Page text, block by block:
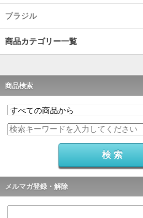
ブラジル
商品カテゴリー一覧
商品検索
メルマガ登録・解除